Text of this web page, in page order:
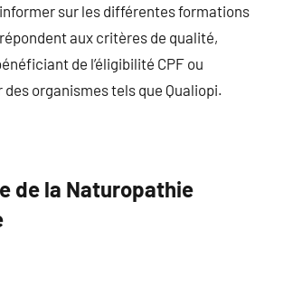
sur les différentes formations
aux critères de qualité,
de l’éligibilité CPF ou
organismes tels que Qualiopi.
de la Naturopathie